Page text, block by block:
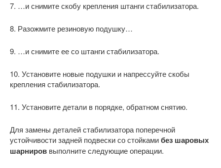
7. …и снимите скобу крепления штанги стабилизатора.
8. Разожмите резиновую подушку…
9. …и снимите ее со штанги стабилизатора.
10. Установите новые подушки и напрессуйте скобы
крепления стабилизатора.
11. Установите детали в порядке, обратном снятию.
Для замены деталей стабилизатора поперечной
устойчивости задней подвески со стойкамибез шаровых
шарниров выполните следующие операции.